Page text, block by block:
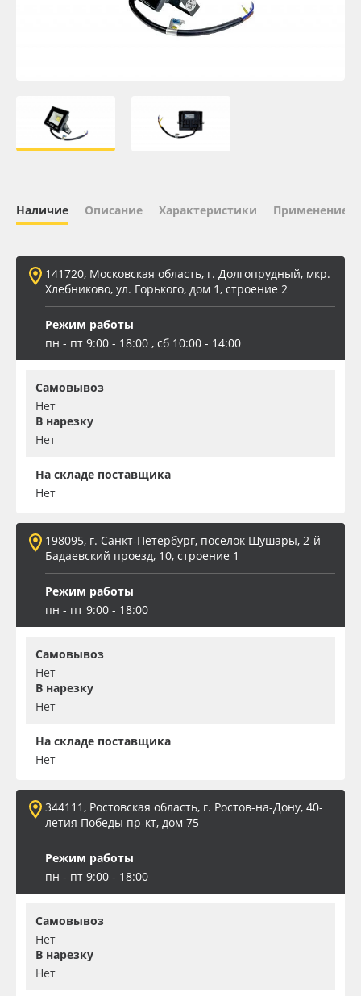
Плёнка монтажная Oratape
ПЭТ листовой
Баннер
Заготовки для сувениров
Наличие Описание Характеристики Применение
141720, Московская область, г. Долгопрудный, мкр.
Хлебниково, ул. Горького, дом 1, строение 2
Режим работы
пн - пт 9:00 - 18:00 , сб 10:00 - 14:00
Самовывоз
Нет
В нарезку
Нет
На складе поставщика
Нет
198095, г. Санкт-Петербург, поселок Шушары, 2-й
Бадаевский проезд, 10, строение 1
Режим работы
пн - пт 9:00 - 18:00
Самовывоз
Нет
В нарезку
Нет
На складе поставщика
Нет
344111, Ростовская область, г. Ростов-на-Дону, 40-
летия Победы пр-кт, дом 75
Режим работы
пн - пт 9:00 - 18:00
Самовывоз
Нет
В нарезку
Нет